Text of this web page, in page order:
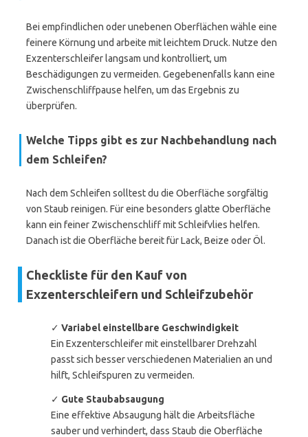
Bei empfindlichen oder unebenen Oberflächen wähle eine
feinere Körnung und arbeite mit leichtem Druck. Nutze den
Exzenterschleifer langsam und kontrolliert, um
Beschädigungen zu vermeiden. Gegebenenfalls kann eine
Zwischenschliffpause helfen, um das Ergebnis zu
überprüfen.
Welche Tipps gibt es zur Nachbehandlung nach
dem Schleifen?
Nach dem Schleifen solltest du die Oberfläche sorgfältig
von Staub reinigen. Für eine besonders glatte Oberfläche
kann ein feiner Zwischenschliff mit Schleifvlies helfen.
Danach ist die Oberfläche bereit für Lack, Beize oder Öl.
Checkliste für den Kauf von
Exzenterschleifern und Schleifzubehör
✓ Variabel einstellbare Geschwindigkeit
Ein Exzenterschleifer mit einstellbarer Drehzahl
passt sich besser verschiedenen Materialien an und
hilft, Schleifspuren zu vermeiden.
✓ Gute Staubabsaugung
Eine effektive Absaugung hält die Arbeitsfläche
sauber und verhindert, dass Staub die Oberfläche